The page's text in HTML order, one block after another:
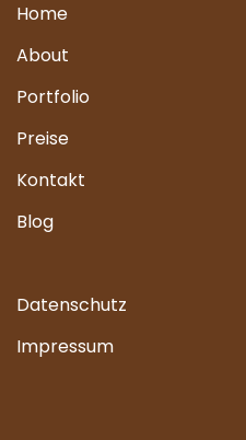
Home
About
Portfolio
Preise
Kontakt
Blog
Datenschutz
Impressum